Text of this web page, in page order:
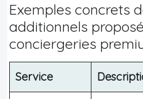
Exemples concrets
additionnels
conciergeries
Service